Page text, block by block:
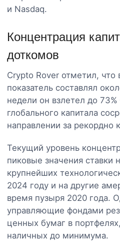
и Nasdaq.
Концентрация
доткомов
Crypto Rover отметил, что
показатель составлял
недели он взлетел до
глобального капитала
направлении за рекордно
Текущий уровень
пиковые значения ставки
крупнейших
2024 году и на другие
время пузыря 2020 года.
управляющие фондами
ценных бумаг в
наличных до минимума.